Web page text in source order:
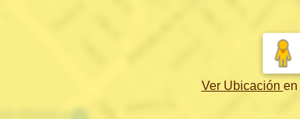
Ver Ubicación en